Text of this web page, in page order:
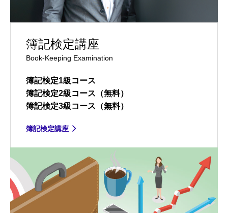
簿記検定講座
Book-Keeping Examination
簿記検定1級コース
簿記検定2級コース（無料）
簿記検定3級コース（無料）
簿記検定講座